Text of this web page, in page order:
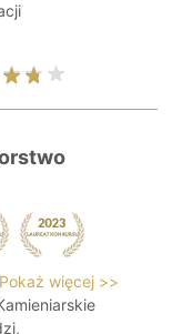
Pokaż więcej >>